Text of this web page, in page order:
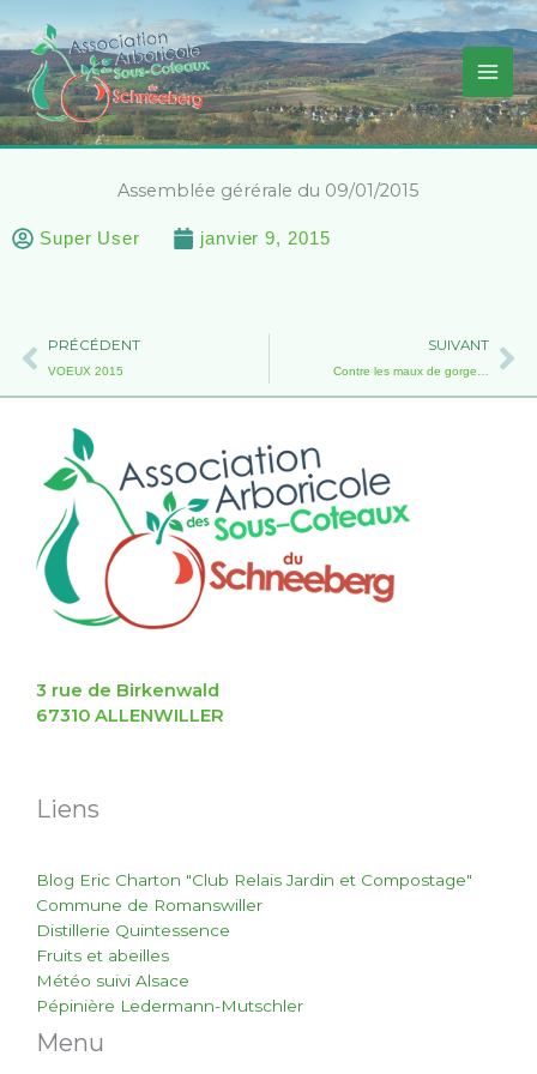
au
contenu
Assemblée gérérale du 09/01/2015
Super User janvier 9, 2015
Précédent
PRÉCÉDENT
VOEUX 2015
SUIVANT
Contre les maux de gorge…
3 rue de Birkenwald
67310 ALLENWILLER
Liens
Blog Eric Charton "Club Relais Jardin et Compostage"
Commune de Romanswiller
Distillerie Quintessence
Fruits et abeilles
Météo suivi Alsace
Pépinière Ledermann-Mutschler
Menu